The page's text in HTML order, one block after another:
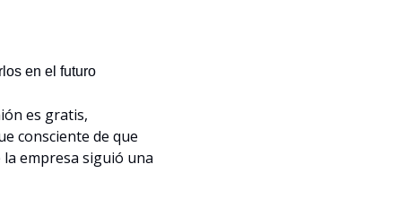
en el futuro
es gratis,
consciente de que